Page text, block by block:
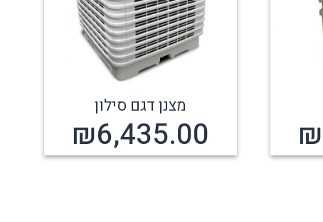
₪
מצנן דגם סילון
₪6,435.00